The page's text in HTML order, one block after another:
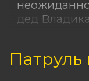
дед
подарки и